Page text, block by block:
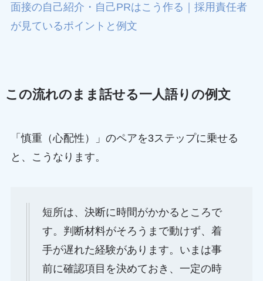
面接の自己紹介・自己PRはこう作る｜採用責任者
が見ているポイントと例文
この流れのまま話せる一人語りの例文
「慎重（心配性）」のペアを3ステップに乗せる
と、こうなります。
短所は、決断に時間がかかるところで
す。判断材料がそろうまで動けず、着
手が遅れた経験があります。いまは事
前に確認項目を決めておき、一定の時